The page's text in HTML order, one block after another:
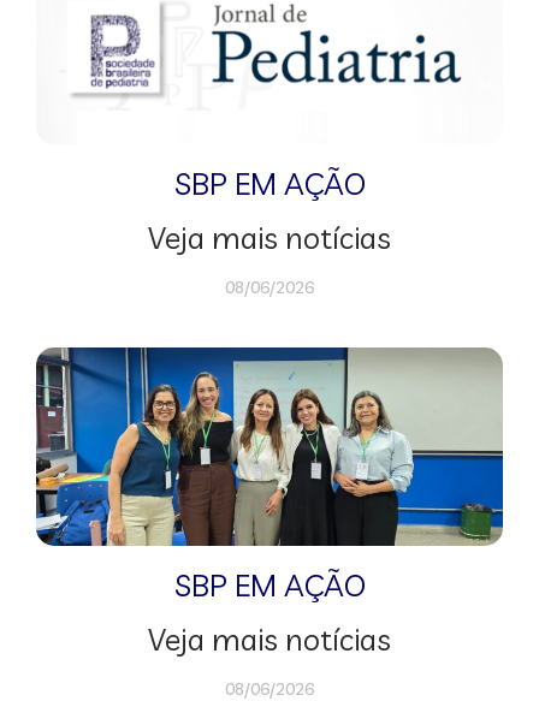
SBP EM AÇÃO
Veja mais notícias
08/06/2026
SBP EM AÇÃO
Veja mais notícias
08/06/2026